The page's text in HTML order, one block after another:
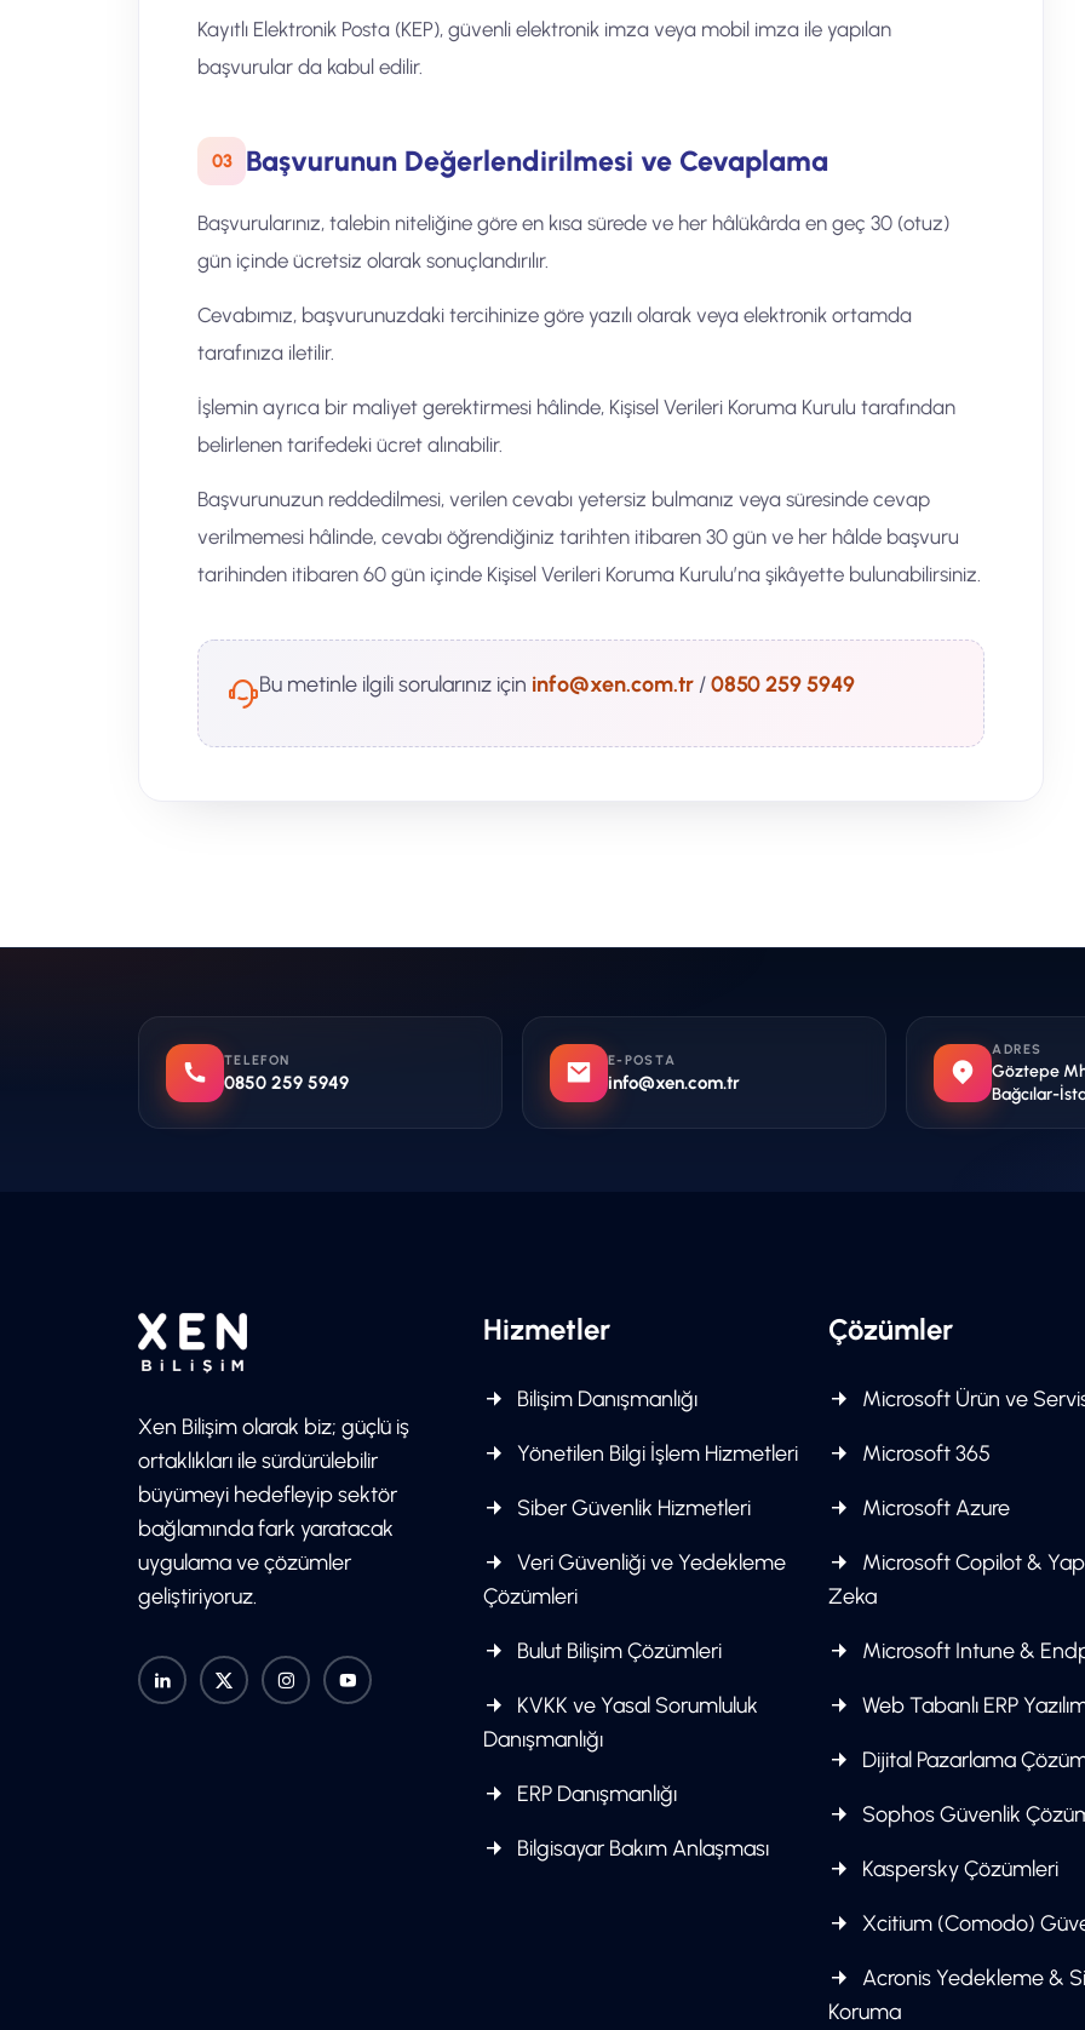
Kayıtlı Elektronik Posta (KEP), güvenli elektronik imza veya mobil imza ile yapılan
başvurular da kabul edilir.
03 Başvurunun Değerlendirilmesi ve Cevaplama
Başvurularınız, talebin niteliğine göre en kısa sürede ve her hâlükârda en geç 30 (otuz)
gün içinde ücretsiz olarak sonuçlandırılır.
Cevabımız, başvurunuzdaki tercihinize göre yazılı olarak veya elektronik ortamda
tarafınıza iletilir.
İşlemin ayrıca bir maliyet gerektirmesi hâlinde, Kişisel Verileri Koruma Kurulu tarafından
belirlenen tarifedeki ücret alınabilir.
Başvurunuzun reddedilmesi, verilen cevabı yetersiz bulmanız veya süresinde cevap
verilmemesi hâlinde, cevabı öğrendiğiniz tarihten itibaren 30 gün ve her hâlde başvuru
tarihinden itibaren 60 gün içinde Kişisel Verileri Koruma Kurulu’na şikâyette bulunabilirsiniz.
Bu metinle ilgili sorularınız için info@xen.com.tr /0850 259 5949
TELEFON
0850 259 5949
E-POSTA
info@xen.com.tr
ADRES
Göztepe
Bağcılar-
Xen Bilişim olarak biz; güçlü iş
ortaklıkları ile sürdürülebilir
büyümeyi hedefleyip sektör
bağlamında fark yaratacak
uygulama ve çözümler
geliştiriyoruz.
Hizmetler
Bilişim Danışmanlığı
Yönetilen Bilgi İşlem Hizmetleri
Siber Güvenlik Hizmetleri
Veri Güvenliği ve Yedekleme
Çözümleri
Bulut Bilişim Çözümleri
KVKK ve Yasal Sorumluluk
Danışmanlığı
ERP Danışmanlığı
Bilgisayar Bakım Anlaşması
Çözümler
Microsoft Ürün ve
Microsoft 365
Microsoft Azure
Microsoft Copilot &
Zeka
Microsoft Intune &
Web Tabanlı ERP
Dijital Pazarlama
Sophos Güvenlik
Kaspersky Çözümleri
Xcitium (Comodo)
Acronis Yedekleme &
Koruma